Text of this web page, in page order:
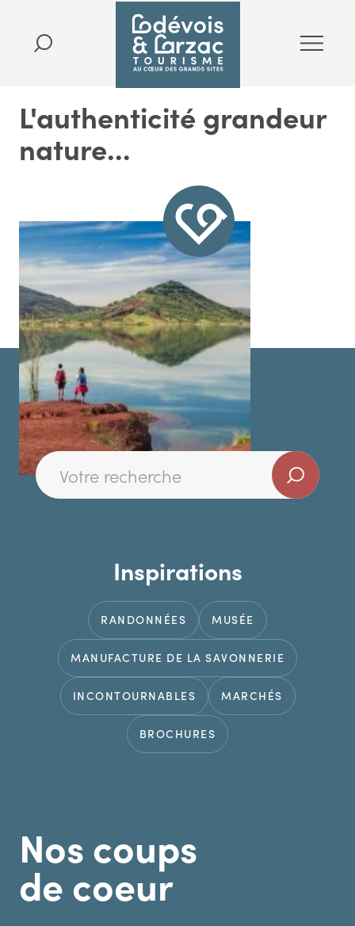
L'authenticité grandeur
nature...
Inspirations
RANDONNÉES MUSÉE
MANUFACTURE DE LA SAVONNERIE
INCONTOURNABLES MARCHÉS
BROCHURES
Nos coups
de coeur